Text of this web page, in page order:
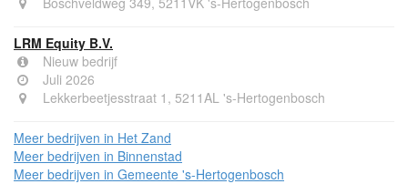
LRM Equity B.V.
Nieuw bedrijf
Juli 2026
Lekkerbeetjesstraat 1, 5211AL 's-Hertogenbosch
Meer bedrijven in Het Zand
Meer bedrijven in Binnenstad
Meer bedrijven in Gemeente 's-Hertogenbosch